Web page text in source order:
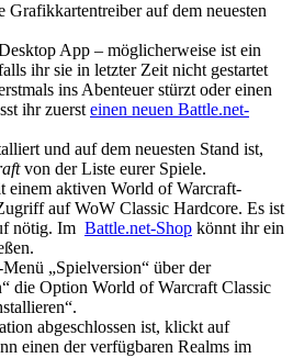
Grafikkartentreiber auf dem neuesten
App – möglicherweise ist ein
ihr sie in letzter Zeit nicht gestartet
ins Abenteuer stürzt oder einen
ihr zuersteinen neuen Battle.net-
und auf dem neuesten Stand ist,
von der Liste eurer Spiele.
einem aktiven World of Warcraft-
auf WoW Classic Hardcore. Es ist
nötig. Im Battle.net-Shop könnt ihr ein
„Spielversion“ über der
die Option World of Warcraft Classic
abgeschlossen ist, klickt auf
einen der verfügbaren Realms im